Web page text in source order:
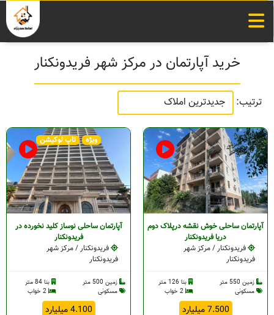
خرید آپارتمان در مرکز شهر فریدونکنار
ترتیب:
آپارتمان ساحلی خوش نقشه درپلاک دوم
دریا فریدونکنار
فریدونکنار / مرکز شهر
فریدونکنار
زمین 550 متر
بنا 126 متر
مسکونی
7.500 میلیارد
ویژه تاپ لوکیشن
آپارتمان ساحلی نوساز کلید نخورده در
فریدونکنار
فریدونکنار / مرکز شهر
فریدونکنار
زمین 500 متر
بنا 84 متر
مسکونی
4.100 میلیارد